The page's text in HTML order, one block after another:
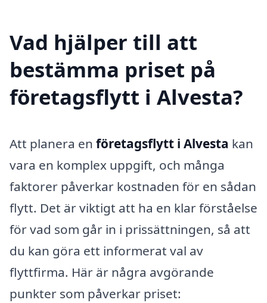
Vad hjälper till att
bestämma priset på
företagsflytt i Alvesta?
Att planera en företagsflytt i Alvesta kan
vara en komplex uppgift, och många
faktorer påverkar kostnaden för en sådan
flytt. Det är viktigt att ha en klar förståelse
för vad som går in i prissättningen, så att
du kan göra ett informerat val av
flyttfirma. Här är några avgörande
punkter som påverkar priset: